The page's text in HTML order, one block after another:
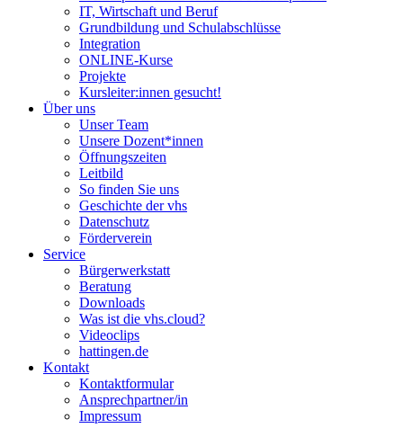
IT, Wirtschaft und Beruf
Grundbildung und Schulabschlüsse
Integration
ONLINE-Kurse
Projekte
Kursleiter:innen gesucht!
Über uns
Unser Team
Unsere Dozent*innen
Öffnungszeiten
Leitbild
So finden Sie uns
Geschichte der vhs
Datenschutz
Förderverein
Service
Bürgerwerkstatt
Beratung
Downloads
Was ist die vhs.cloud?
Videoclips
hattingen.de
Kontakt
Kontaktformular
Ansprechpartner/in
Impressum